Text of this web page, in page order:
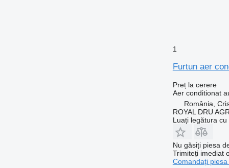
1
Furtun aer
Preț la cerere
Aer conditionat
România,
ROYAL DRU
Luați legătura
Nu găsiți piesa
Trimiteți imediat
Comandați